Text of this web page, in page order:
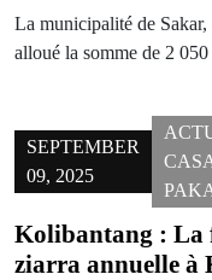
La municipalité de
alloué la somme de 2
SEPTEMBER
09, 2025
Kolibantang : La
ziarra annuelle à